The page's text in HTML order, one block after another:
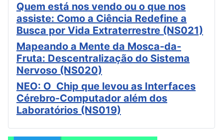
Quem está nos vendo ou o que nos
assiste: Como a Ciência Redefine a
Busca por Vida Extraterrestre (NS021)
Mapeando a Mente da Mosca-da-
Fruta: Descentralização do Sistema
Nervoso (NS020)
NEO: O Chip que levou as Interfaces
Cérebro-Computador além dos
Laboratórios (NS019)